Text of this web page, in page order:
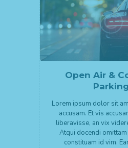
Open Air &
Parking
Lorem ipsum dolor sit
accusam. Et vis
liberavisse, an vix
Atqui docendi
constituam id vim.